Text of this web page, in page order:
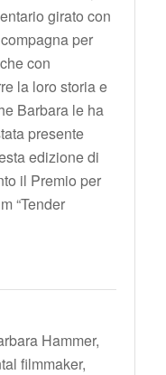
girato con
per
con
la loro storia e
Barbara le ha
presente
edizione di
il Premio per
“Tender
Hammer,
filmmaker,